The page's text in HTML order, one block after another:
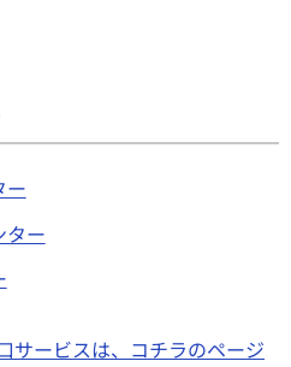
ー
ター
サービスは、コチラのページ